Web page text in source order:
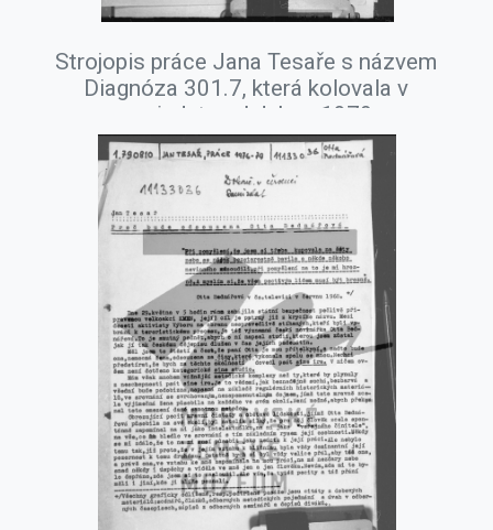
Strojopis práce Jana Tesaře s názvem
Diagnóza 301.7, která kolovala v
samizdatu od dubna 1979.